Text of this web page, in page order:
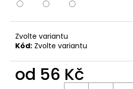
Zvolte variantu
Kód: Zvolte variantu
od 56 Kč
D
o
p
o
u